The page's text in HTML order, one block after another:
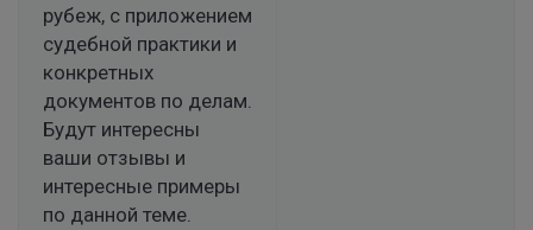
рубеж, с приложением
судебной практики и
конкретных
документов по делам.
Будут интересны
ваши отзывы и
интересные примеры
по данной теме.